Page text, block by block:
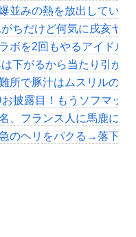
並みの熱を放出している
ちだけど何気に戌亥ヤ
ボを2回もやるアイドル他
下がるから当たり引か
所で豚汁はムスリルの
お披露目！もうソフマッ
、フランス人に馬鹿にさ
のヘリをパクる→落下【